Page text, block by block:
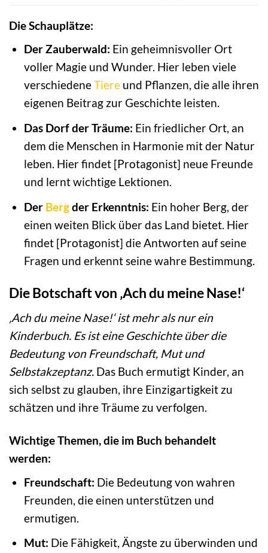
Die Schauplätze:
Der Zauberwald: Ein geheimnisvoller Ort
voller Magie und Wunder. Hier leben viele
verschiedeneTiereund Pflanzen, die alle ihren
eigenen Beitrag zur Geschichte leisten.
Das Dorf der Träume: Ein friedlicher Ort, an
dem die Menschen in Harmonie mit der Natur
leben. Hier findet [Protagonist] neue Freunde
und lernt wichtige Lektionen.
Der Bergder Erkenntnis: Ein hoher Berg, der
einen weiten Blick über das Land bietet. Hier
findet [Protagonist] die Antworten auf seine
Fragen und erkennt seine wahre Bestimmung.
Die Botschaft von ‚Ach du meine Nase!‘
‚Ach du meine Nase!‘ ist mehr als nur ein
Kinderbuch. Es ist eine Geschichte über die
Bedeutung von Freundschaft, Mut und
Selbstakzeptanz. Das Buch ermutigt Kinder, an
sich selbst zu glauben, ihre Einzigartigkeit zu
schätzen und ihre Träume zu verfolgen.
Wichtige Themen, die im Buch behandelt
werden:
Freundschaft: Die Bedeutung von wahren
Freunden, die einen unterstützen und
ermutigen.
Mut: Die Fähigkeit, Ängste zu überwinden und